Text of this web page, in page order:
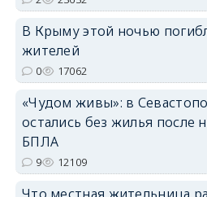
В Крыму этой ночью
жителей
0 17062
«Чудом живы»: в
остались без жилья после
БПЛА
9 12109